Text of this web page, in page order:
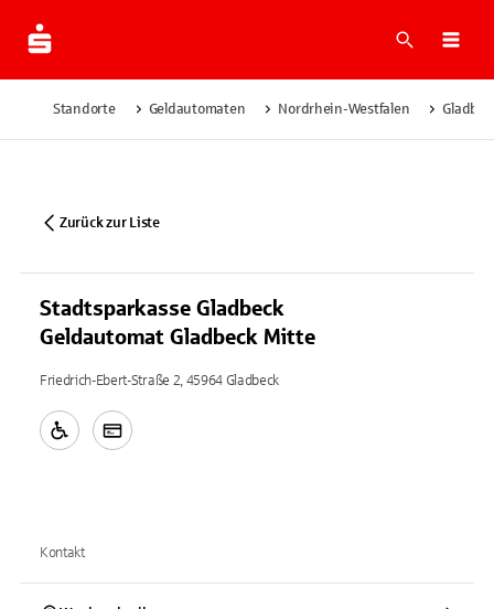
Suche
Standorte Geldautomaten Nordrhein-Westfalen
Zurück zur Liste
Stadtsparkasse Gladbeck
Geldautomat Gladbeck Mitte
Friedrich-Ebert-Straße 2, 45964 Gladbeck
Kontakt